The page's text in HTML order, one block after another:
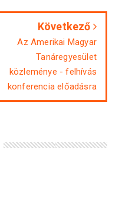
Következő
Az Amerikai Magyar
Tanáregyesület
közleménye - felhívás
konferencia előadásra